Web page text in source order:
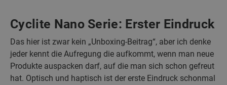
Cyclite Nano Serie: Erster Eindruck
Das hier ist zwar kein „Unboxing-Beitrag“, aber ich denke
jeder kennt die Aufregung die aufkommt, wenn man neue
Produkte auspacken darf, auf die man sich schon gefreut
hat. Optisch und haptisch ist der erste Eindruck schonmal